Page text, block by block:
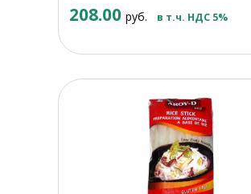
208.00 руб. в т.ч. НДС 5%